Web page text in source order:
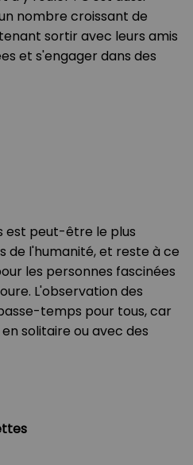
nombre croissant de
sortir avec leurs amis
et s'engager dans des
est peut-être le plus
de l'humanité, et reste à ce
les personnes fascinées
L'observation des
temps pour tous, car
solitaire ou avec des